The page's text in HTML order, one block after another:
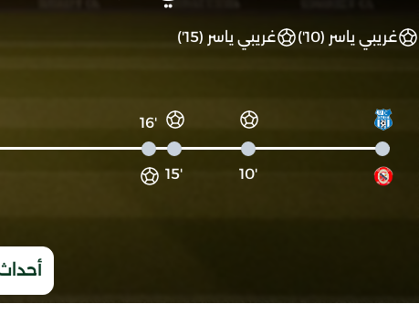
غريبي ياسر (10') غريبي ياسر (15')
'10
'15
'16